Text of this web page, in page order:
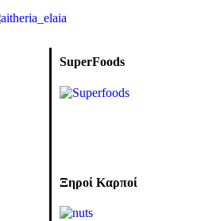
SuperFoods
Ξηροί Καρποί